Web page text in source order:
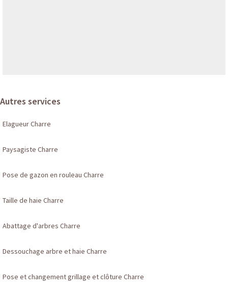
Autres services
Elagueur Charre
Paysagiste Charre
Pose de gazon en rouleau Charre
Taille de haie Charre
Abattage d'arbres Charre
Dessouchage arbre et haie Charre
Pose et changement grillage et clôture Charre